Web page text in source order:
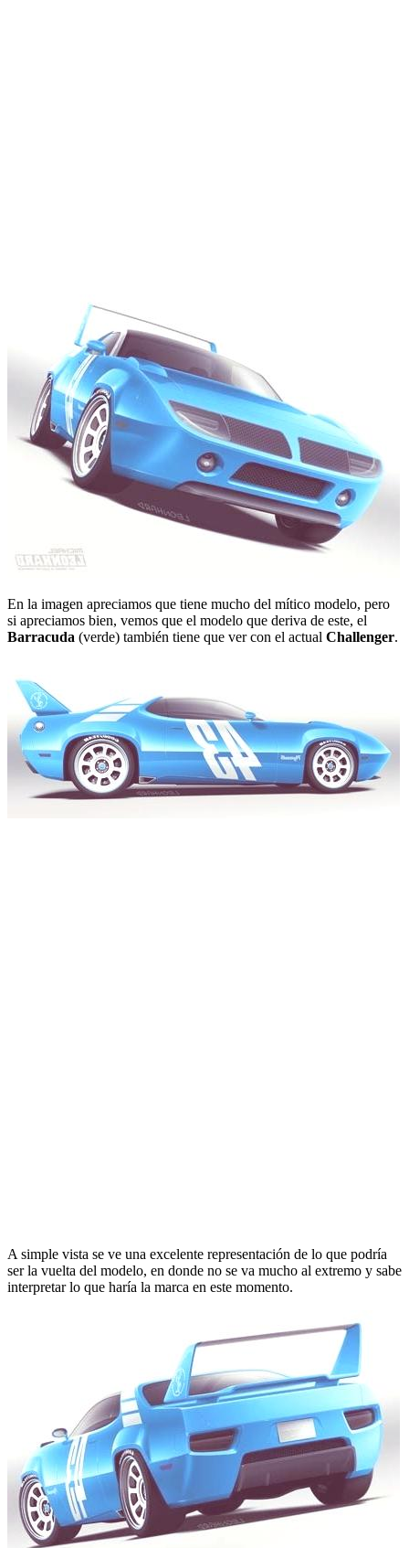
En la imagen apreciamos que tiene mucho del mítico modelo, pero
si apreciamos bien, vemos que el modelo que deriva de este, el
Barracuda (verde) también tiene que ver con el actual Challenger.
A simple vista se ve una excelente representación de lo que podría
ser la vuelta del modelo, en donde no se va mucho al extremo y sabe
interpretar lo que haría la marca en este momento.